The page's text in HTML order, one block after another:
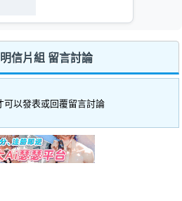
信片組 留言討論
可以發表或回覆留言討論